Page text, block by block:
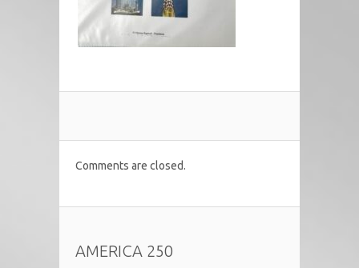
Comments are closed.
AMERICA 250